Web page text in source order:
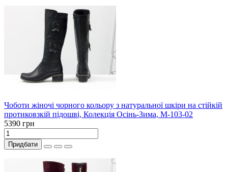
Чоботи жіночі чорного кольору з натуральної шкіри на стійкій
протиковзкій підошві, Колекція Осінь-Зима, М-103-02
5390 грн
Придбати